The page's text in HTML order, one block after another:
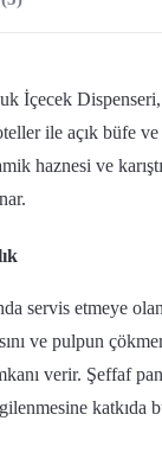
İçecek
ile açık büfe
haznesi ve
servis etmeye
ve pulpun
verir. Şeffaf
katkıda